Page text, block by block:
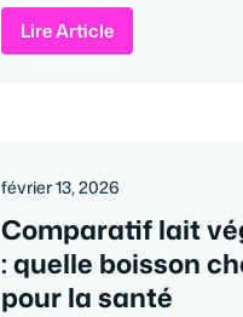
Lire Article
février 13, 2026
Comparatif lait
: quelle boisson
pour la santé